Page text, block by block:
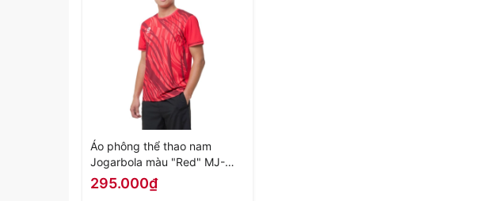
Áo phông thể thao nam
Jogarbola màu "Red" MJ-
A430-04 - Hàng Chính Hãng
295.000₫